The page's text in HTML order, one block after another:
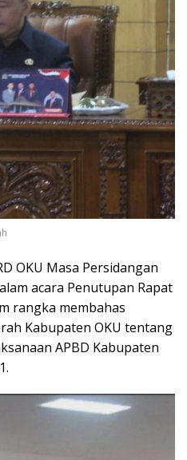
OKU Masa Persidangan
acara Penutupan Rapat
rangka membahas
Kabupaten OKU tentang
APBD Kabupaten